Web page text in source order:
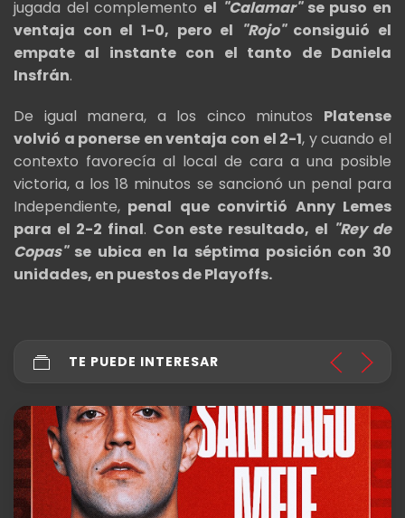
jugada del complemento el "Calamar"se puso en
ventaja con el 1-0, pero el "Rojo" consiguió el
empate al instante con el tanto de Daniela
Insfrán.
De igual manera, a los cinco minutos Platense
volvió a ponerse en ventaja con el 2-1, y cuando el
contexto favorecía al local de cara a una posible
victoria, a los 18 minutos se sancionó un penal para
Independiente, penal que convirtió Anny Lemes
para el 2-2 final. Con este resultado, el "Rey de
Copas"se ubica en la séptima posición con 30
unidades, en puestos de Playoffs.
TE PUEDE INTERESAR